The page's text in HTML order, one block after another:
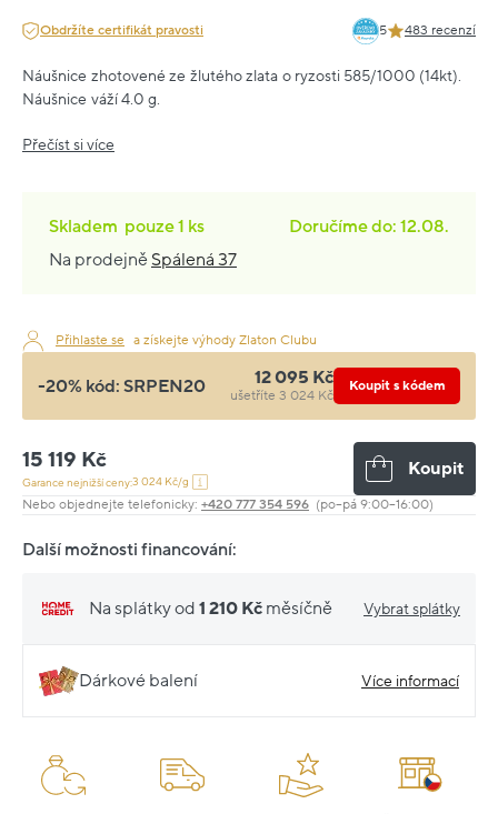
Obdržíte certifikát pravosti 5 483 recenzí
Náušnice zhotovené ze žlutého zlata o ryzosti 585/1000 (14kt).
Náušnice váží 4.0 g.
Přečíst si více
Skladem pouze1 ks
Doručíme do: 12.08.
Na prodejně Spálená 37
Přihlaste se a získejte výhody Zlaton Clubu
-20% kód: SRPEN20 12 095 Kč
ušetříte 3 024 Kč
Koupit s kódem
15 119 Kč
Garance nejnižší ceny:3 024 Kč/g
Koupit
Nebo objednejte telefonicky: +420 777 354 596 (po–pá 9:00–16:00)
Další možnosti financování:
Na splátky od 1 210 Kč měsíčně Vybrat splátky
Dárkové balení Více informací